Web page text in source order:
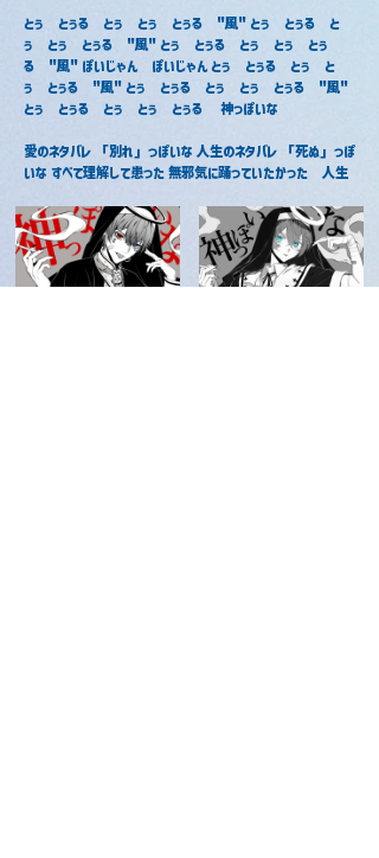
とぅ　とぅる　とぅ　とぅ　とぅる　"風" とぅ　とぅる　と
ぅ　とぅ　とぅる　"風" とぅ　とぅる　とぅ　とぅ　とぅ
る　"風" ぽいじゃん　ぽいじゃん とぅ　とぅる　とぅ　と
ぅ　とぅる　"風" とぅ　とぅる　とぅ　とぅ　とぅる　"風"
とぅ　とぅる　とぅ　とぅ　とぅる　 神っぽいな
愛のネタバレ 「別れ」っぽいな 人生のネタバレ 「死ぬ」っぽ
いな すべて理解して患った 無邪気に踊っていたかった　人生